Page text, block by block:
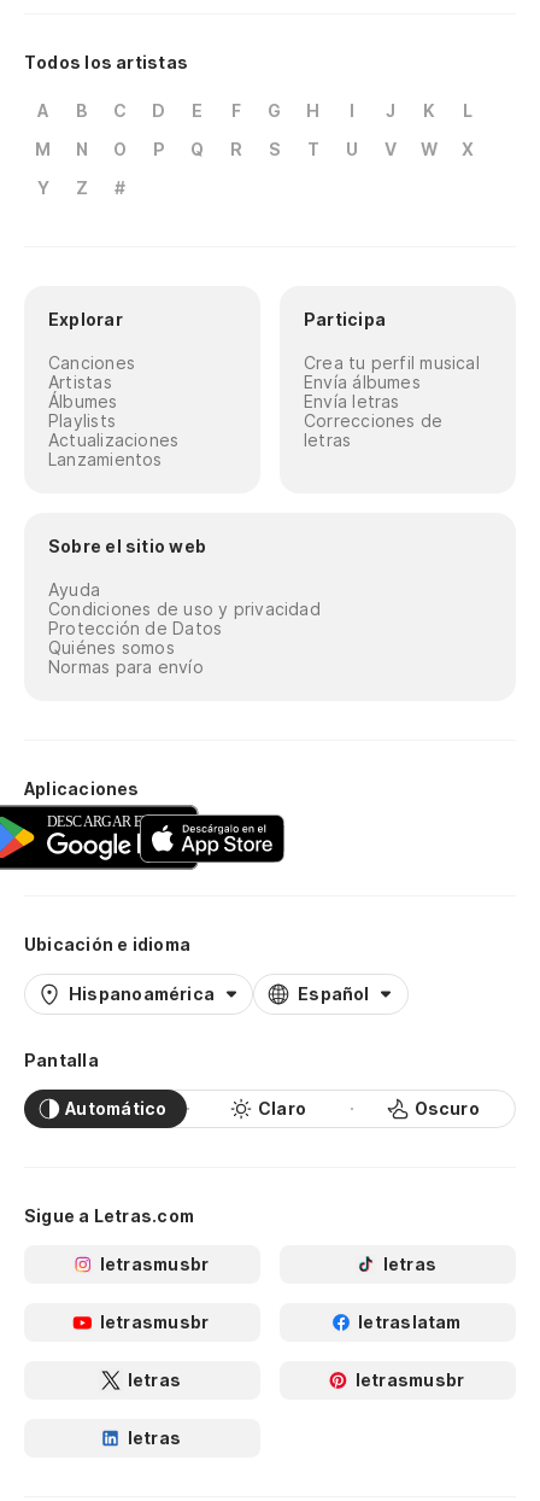
Todos los artistas
A B C D E F G H I J K
L
M
N O P Q R S T U V W
X
Y
Z #
Explorar
Canciones
Artistas
Álbumes
Playlists
Actualizaciones
Lanzamientos
Participa
Crea tu perfil musical
Envía álbumes
Envía letras
Correcciones de
letras
Sobre el sitio web
Ayuda
Condiciones de uso y privacidad
Protección de Datos
Quiénes somos
Normas para envío
Aplicaciones
Ubicación e idioma
Hispanoamérica Español
Pantalla
Automático Claro Oscuro
Sigue a Letras.com
letrasmusbr letras
letrasmusbr letraslatam
letras letrasmusbr
letras